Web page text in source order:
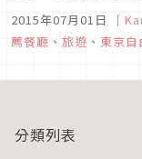
一同進入這個超現實
廳，分別是銀座的「
2015年07月01日 ｜
薦餐廳 、 旅遊 、 東京自
分類列表